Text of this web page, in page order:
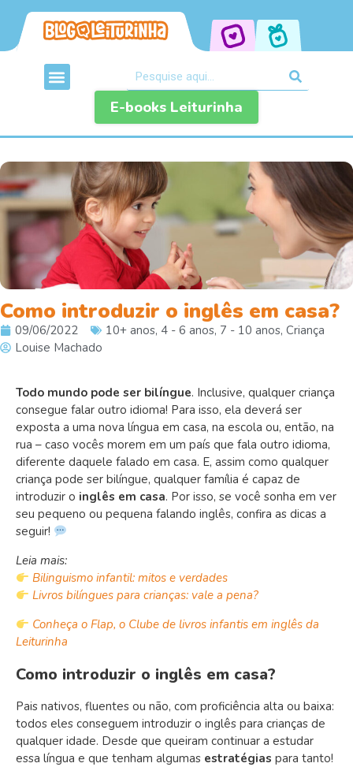
E-books Leiturinha
Como introduzir o inglês em casa?
09/06/2022 10+ anos, 4 - 6 anos, 7 - 10 anos, Criança
Louise Machado
Todo mundo pode ser bilíngue. Inclusive, qualquer criança
consegue falar outro idioma! Para isso, ela deverá ser
exposta a uma nova língua em casa, na escola ou, então, na
rua – caso vocês morem em um país que fala outro idioma,
diferente daquele falado em casa. E, assim como qualquer
criança pode ser bilíngue, qualquer família é capaz de
introduzir o inglês em casa. Por isso, se você sonha em ver
seu pequeno ou pequena falando inglês, confira as dicas a
seguir!
Leia mais:
Bilinguismo infantil: mitos e verdades
Livros bilíngues para crianças: vale a pena?
Conheça o Flap, o Clube de livros infantis em inglês da
Leiturinha
Como introduzir o inglês em casa?
Pais nativos, fluentes ou não, com proficiência alta ou baixa:
todos eles conseguem introduzir o inglês para crianças de
qualquer idade. Desde que queiram continuar a estudar
essa língua e que tenham algumas estratégias para tanto!